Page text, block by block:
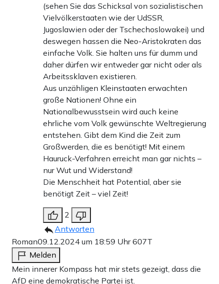
(sehen Sie das Schicksal von sozialistischen
Vielvölkerstaaten wie der UdSSR,
Jugoslawien oder der Tschechoslowakei) und
deswegen hassen die Neo-Aristokraten das
einfache Volk. Sie halten uns für dumm und
daher dürfen wir entweder gar nicht oder als
Arbeitssklaven existieren.
Aus unzähligen Kleinstaaten erwachten
große Nationen! Ohne ein
Nationalbewusstsein wird auch keine
ehrliche vom Volk gewünschte Weltregierung
entstehen. Gibt dem Kind die Zeit zum
Großwerden, die es benötigt! Mit einem
Hauruck-Verfahren erreicht man gar nichts –
nur Wut und Widerstand!
Die Menschheit hat Potential, aber sie
benötigt Zeit – viel Zeit!
2
Antworten
Roman09.12.2024 um 18:59 Uhr607T
Melden
Mein innerer Kompass hat mir stets gezeigt, dass die
AfD eine demokratische Partei ist.